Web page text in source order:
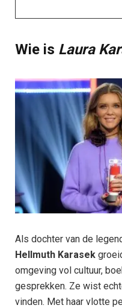
Wie is Laura
Als dochter van de
Hellmuth Karasek
omgeving vol cultuur,
gesprekken. Ze wist
vinden. Met haar vlotte